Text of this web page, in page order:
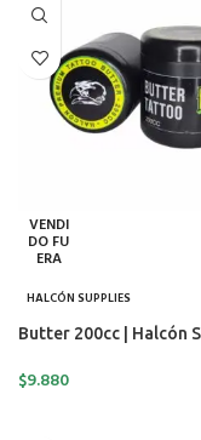
VENDI
DO FU
ERA
HALCÓN SUPPLIES
Butter 200cc | Halcón
$9.880